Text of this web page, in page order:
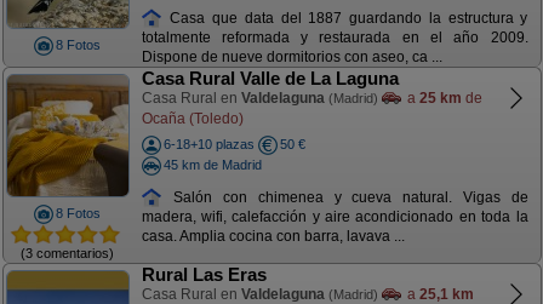
8 Fotos
Casa que data del 1887 guardando la estructura y
totalmente reformada y restaurada en el año 2009.
Dispone de nueve dormitorios con aseo, ca ...
8 Fotos
(3 comentarios)
Casa Rural Valle de La Laguna
Casa Rural en Valdelaguna (Madrid) a 25 km de
Ocaña (Toledo)
6-18+10 plazas
50 €
45 km de Madrid
Salón con chimenea y cueva natural. Vigas de
madera, wifi, calefacción y aire acondicionado en toda la
casa. Amplia cocina con barra, lavava ...
Rural Las Eras
Casa Rural en Valdelaguna (Madrid) a 25,1 km